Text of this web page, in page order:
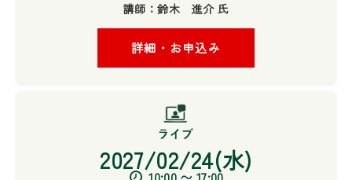
講師：鈴木 進介 氏
詳細・お申込み
2027/02/24(水)